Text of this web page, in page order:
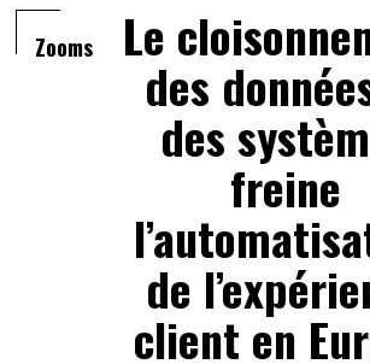
Zooms Le
des
des
freine
de
client en